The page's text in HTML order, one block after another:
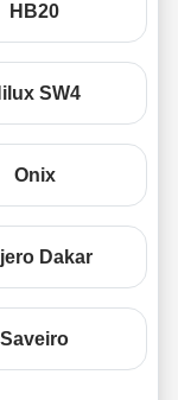
HB20
SW4
Onix
Dakar
Saveiro